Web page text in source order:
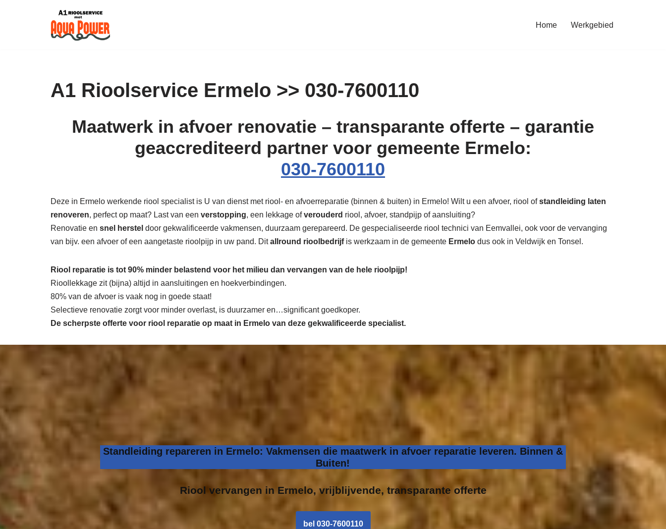
Home Werkgebied
A1 Rioolservice Ermelo >> 030-7600110
Maatwerk in afvoer renovatie – transparante offerte – garantie
geaccrediteerd partner voor gemeente Ermelo:
030-7600110
Deze in Ermelo werkende riool specialist is U van dienst met riool- en afvoerreparatie (binnen & buiten) in Ermelo! Wilt u een afvoer, riool ofstandleiding laten
renoveren, perfect op maat? Last van een verstopping, een lekkage ofverouderd riool, afvoer, standpijp of aansluiting?
Renovatie en snel herstel door gekwalificeerde vakmensen, duurzaam gerepareerd. De gespecialiseerde riool technici van Eemvallei, ook voor de vervanging
van bijv. een afvoer of een aangetaste rioolpijp in uw pand. Ditallround rioolbedrijfis werkzaam in de gemeente Ermelo dus ook in Veldwijk en Tonsel.
Riool reparatie is tot 90% minder belastend voor het milieu dan vervangen van de hele rioolpijp!
Rioollekkage zit (bijna) altijd in aansluitingen en hoekverbindingen.
80% van de afvoer is vaak nog in goede staat!
Selectieve renovatie zorgt voor minder overlast, is duurzamer en…significant goedkoper.
De scherpste offerte voor riool reparatie op maat in Ermelo van deze gekwalificeerde specialist.
Standleiding repareren in Ermelo: Vakmensen die maatwerk in afvoer reparatie leveren. Binnen &
Buiten!
Riool vervangen in Ermelo, vrijblijvende, transparante offerte
bel 030-7600110